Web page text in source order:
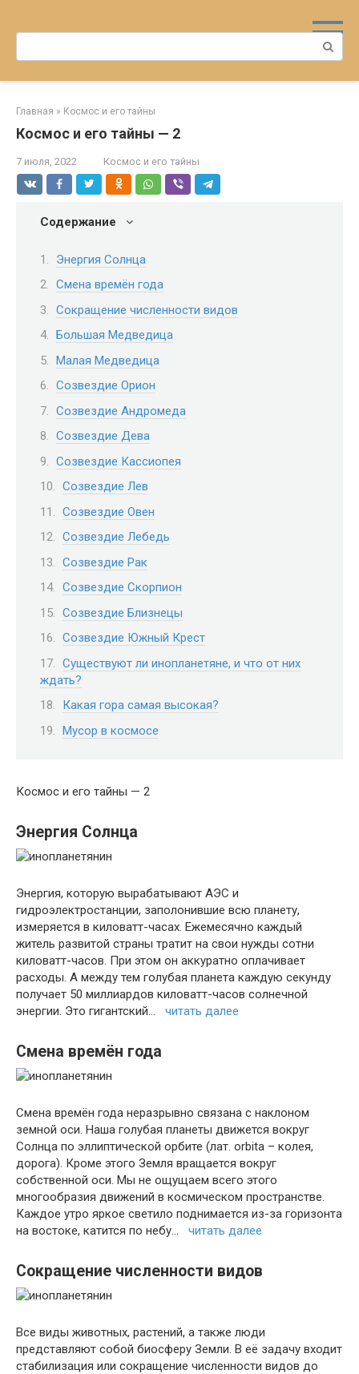
Поиск:
Главная » Космос и его тайны
Космос и его тайны — 2
7 июля, 2022 Космос и его тайны
Содержание
Энергия Солнца
Смена времён года
Сокращение численности видов
Большая Медведица
Малая Медведица
Созвездие Орион
Созвездие Андромеда
Созвездие Дева
Созвездие Кассиопея
Созвездие Лев
Созвездие Овен
Созвездие Лебедь
Созвездие Рак
Созвездие Скорпион
Созвездие Близнецы
Созвездие Южный Крест
Существуют ли инопланетяне, и что от них
ждать?
Какая гора самая высокая?
Мусор в космосе
Космос и его тайны — 2
Энергия Солнца
Энергия, которую вырабатывают АЭС и
гидроэлектростанции, заполонившие всю планету,
измеряется в киловатт-часах. Ежемесячно каждый
житель развитой страны тратит на свои нужды сотни
киловатт-часов. При этом он аккуратно оплачивает
расходы. А между тем голубая планета каждую секунду
получает 50 миллиардов киловатт-часов солнечной
энергии. Это гигантский… читать далее
Смена времён года
Смена времён года неразрывно связана с наклоном
земной оси. Наша голубая планеты движется вокруг
Солнца по эллиптической орбите (лат. orbita – колея,
дорога). Кроме этого Земля вращается вокруг
собственной оси. Мы не ощущаем всего этого
многообразия движений в космическом пространстве.
Каждое утро яркое светило поднимается из-за горизонта
на востоке, катится по небу… читать далее
Сокращение численности видов
Все виды животных, растений, а также люди
представляют собой биосферу Земли. В её задачу входит
стабилизация или сокращение численности видов до